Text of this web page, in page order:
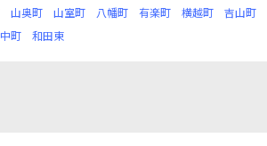
山奥町 山室町 八幡町 有楽町 横越町 吉山町
町 和田東